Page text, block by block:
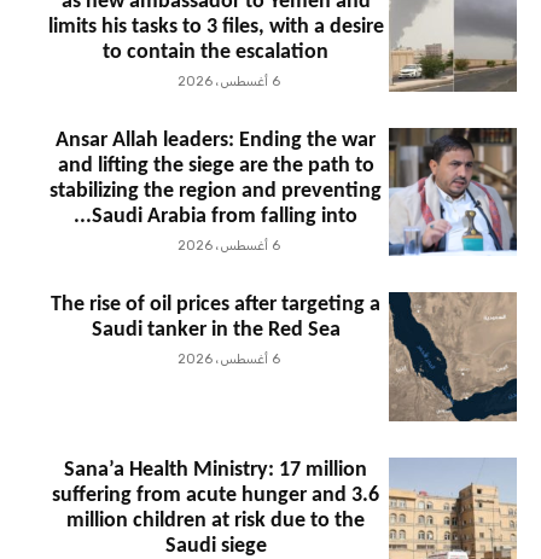
limits his tasks to 3 files, with a desire
to contain the escalation
6 أغسطس، 2026
Ansar Allah leaders: Ending the war
and lifting the siege are the path to
stabilizing the region and preventing
Saudi Arabia from falling into...
6 أغسطس، 2026
The rise of oil prices after targeting a
Saudi tanker in the Red Sea
6 أغسطس، 2026
Sana’a Health Ministry: 17 million
suffering from acute hunger and 3.6
million children at risk due to the
Saudi siege